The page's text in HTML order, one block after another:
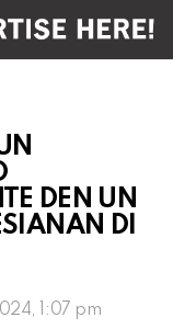
DEN UN
DI
1:07 pm